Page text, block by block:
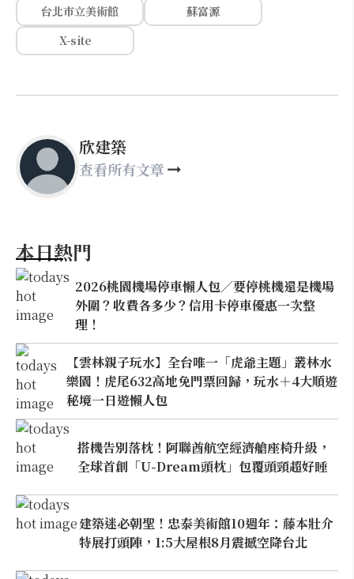
台北市立美術館
蘇富源
X-site
欣建築
查看所有文章
本日熱門
2026桃園機場停車懶人包／要停桃機還是機場
外圍？收費各多少？信用卡停車優惠一次整
理！
【雲林親子玩水】全台唯一「虎爺主題」叢林水
樂園！虎尾632高地免門票回歸，玩水＋4大順遊
秘境一日遊懶人包
搭機告別落枕！阿聯酋航空經濟艙座椅升級，
全球首創「U-Dream頭枕」包覆頭頸超好睡
建築迷必朝聖！忠泰美術館10週年：藤本壯介
特展打頭陣，1:5大屋根8月震撼空降台北